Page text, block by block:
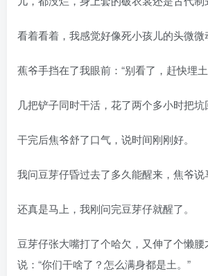
看着看着，我感觉好像死小孩儿的头微微
蕉爷手挡在了我眼前：“别看了，赶快埋
几把铲子同时干活，花了两个多小时把坑
干完后焦爷舒了口气，说时间刚刚好。
我问豆芽仔昏过去了多久能醒来，焦爷说
还真是马上，我刚问完豆芽仔就醒了。
豆芽仔张大嘴打了个哈欠，又伸了个懒
说：“你们干啥了？怎么满身都是土。”